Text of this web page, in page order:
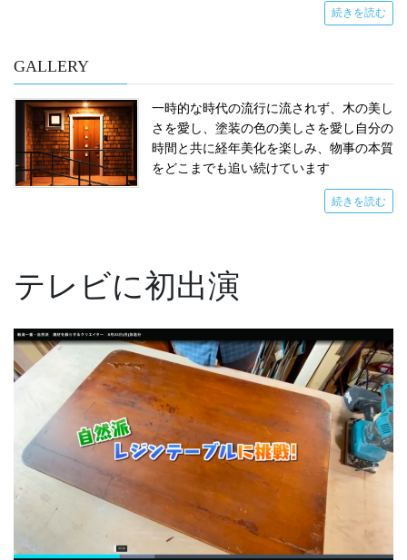
続きを読む
GALLERY
一時的な時代の流行に流されず、木の美し
さを愛し、塗装の色の美しさを愛し自分の
時間と共に経年美化を楽しみ、物事の本質
をどこまでも追い続けています
続きを読む
テレビに初出演